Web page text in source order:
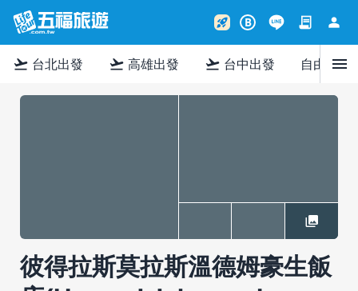
rocket_launch B contract person
flight_takeoff 台北出發 flight_takeoff 高雄出發 flight_takeoff 台中出發 自由行menu
彼得拉斯莫拉斯溫德姆豪生飯